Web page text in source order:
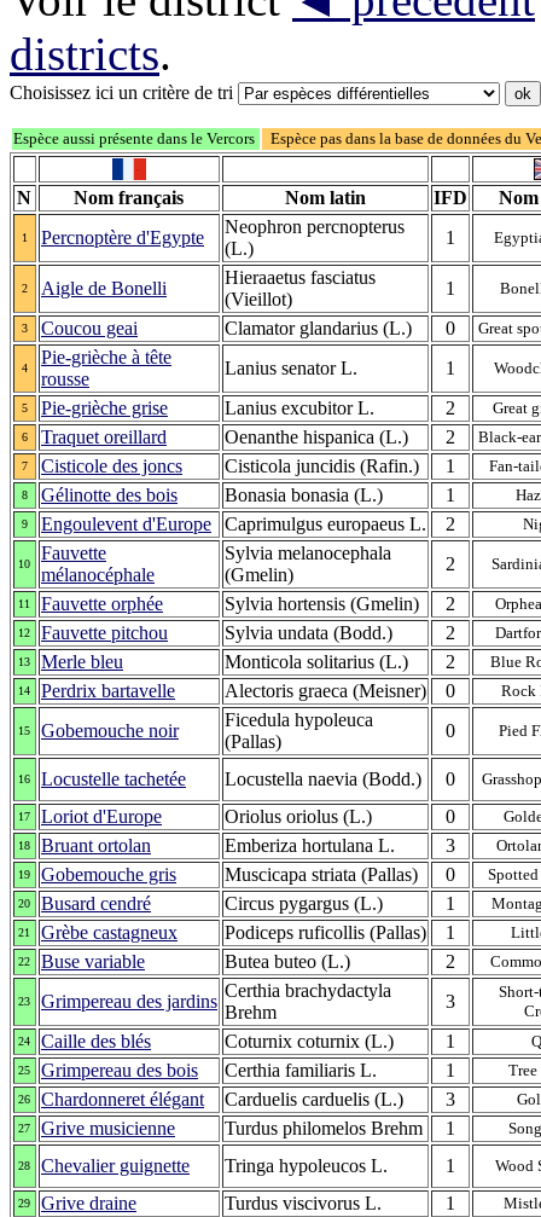
districts.
Choisissez ici un critère de tri
Espèce aussi présente dans le Vercors Espèce pas dans la base de données du
N Nom français Nom latin IFD
1 Percnoptère d'Egypte
Neophron percnopterus
(L.)
1
2 Aigle de Bonelli
Hieraaetus fasciatus
(Vieillot)
1
3 Coucou geai Clamator glandarius (L.) 0 Great
4
Pie-grièche à tête
rousse
Lanius senator L. 1
5 Pie-grièche grise Lanius excubitor L. 2 Great
6 Traquet oreillard Oenanthe hispanica (L.) 2 Black-
7 Cisticole des joncs Cisticola juncidis (Rafin.) 1 Fan-
8 Gélinotte des bois Bonasia bonasia (L.) 1
9 Engoulevent d'Europe Caprimulgus europaeus L. 2
10
Fauvette
mélanocéphale
Sylvia melanocephala
(Gmelin)
2
11 Fauvette orphée Sylvia hortensis (Gmelin) 2
12 Fauvette pitchou Sylvia undata (Bodd.) 2
13 Merle bleu Monticola solitarius (L.) 2 Blue
14 Perdrix bartavelle Alectoris graeca (Meisner) 0 Rock
15 Gobemouche noir
Ficedula hypoleuca
(Pallas)
0 Pied
16 Locustelle tachetée Locustella naevia (Bodd.) 0
17 Loriot d'Europe Oriolus oriolus (L.) 0
18 Bruant ortolan Emberiza hortulana L. 3
19 Gobemouche gris Muscicapa striata (Pallas) 0
20 Busard cendré Circus pygargus (L.) 1
21 Grèbe castagneux Podiceps ruficollis (Pallas) 1
22 Buse variable Butea buteo (L.) 2
23 Grimpereau des jardins
Certhia brachydactyla
Brehm
3
24 Caille des blés Coturnix coturnix (L.) 1
25 Grimpereau des bois Certhia familiaris L. 1 Tree
26 Chardonneret élégant Carduelis carduelis (L.) 3
27 Grive musicienne Turdus philomelos Brehm 1
28 Chevalier guignette Tringa hypoleucos L. 1 Wood
29 Grive draine Turdus viscivorus L. 1